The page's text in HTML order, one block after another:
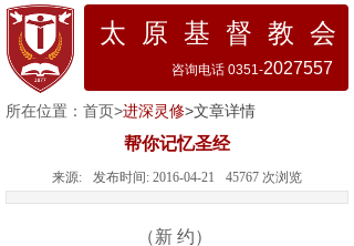
太 原 基 督 教 会
咨询电话 0351-2027557
所在位置： 首页>进深灵修>文章详情
帮你记忆圣经
来源: 发布时间: 2016-04-21 45767 次浏览
（新 约）